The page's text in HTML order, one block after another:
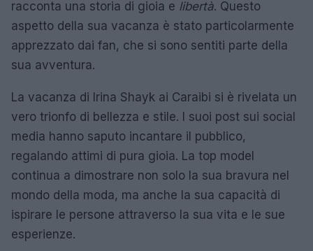
racconta una storia di gioia e libertà. Questo
aspetto della sua vacanza è stato particolarmente
apprezzato dai fan, che si sono sentiti parte della
sua avventura.
La vacanza di Irina Shayk ai Caraibi si è rivelata un
vero trionfo di bellezza e stile. I suoi post sui social
media hanno saputo incantare il pubblico,
regalando attimi di pura gioia. La top model
continua a dimostrare non solo la sua bravura nel
mondo della moda, ma anche la sua capacità di
ispirare le persone attraverso la sua vita e le sue
esperienze.